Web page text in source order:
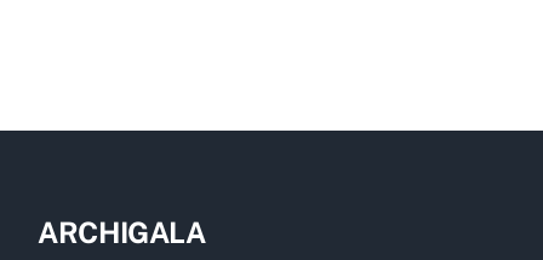
permeter
ARCHIGALA